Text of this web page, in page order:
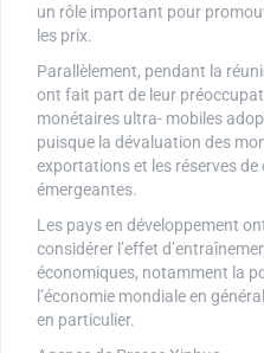
un rôle important pour
les prix.
Parallèlement, pendant la
ont fait part de leur
monétaires ultra- mobiles
puisque la dévaluation des
exportations et les réserves de
émergeantes.
Les pays en développement
considérer l’effet
économiques, notamment la
l’économie mondiale en
en particulier.